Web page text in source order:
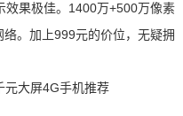
效果极佳。1400万+500万像素
。加上999元的价位，无疑拥